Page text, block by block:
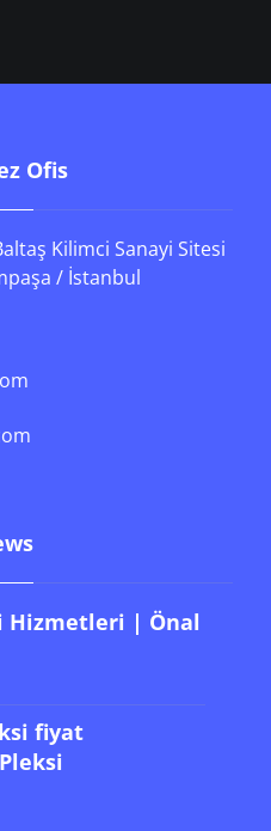
Ofis
Kilimci Sanayi Sitesi
/ İstanbul
Hizmetleri | Önal
fiyat